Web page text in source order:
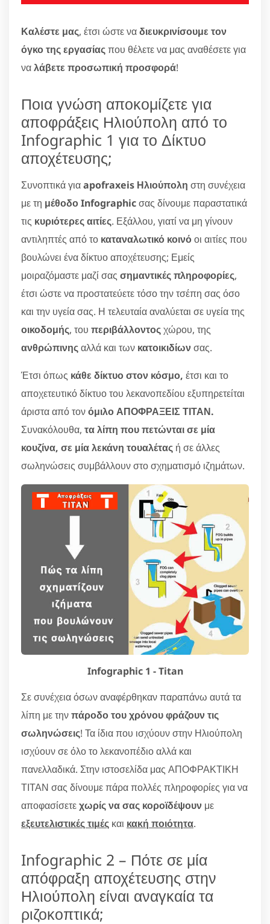
Καλέστε μας, έτσι ώστε ναδιευκρινίσουμε τον
όγκο της εργασίαςπου θέλετε να μας αναθέσετε για
ναλάβετε προσωπική προσφορά!
Ποια γνώση αποκομίζετε για
αποφράξεις Ηλιούπολη από το
Infographic 1 για το Δίκτυο
αποχέτευσης;
Συνοπτικά γιαapofraxeis Ηλιούπολη στη συνέχεια
με τη μέθοδο Infographicσας δίνουμε παραστατικά
τις κυριότερες αιτίες. Εξάλλου, γιατί να μη γίνουν
αντιληπτές από το καταναλωτικό κοινόοι αιτίες που
βουλώνει ένα δίκτυο αποχέτευσης; Εμείς
μοιραζόμαστε μαζί σας σημαντικές πληροφορίες,
έτσι ώστε να προστατεύετε τόσο την τσέπη σας όσο
και την υγεία σας. Η τελευταία αναλύεται σε υγεία της
οικοδομής, του περιβάλλοντοςχώρου, της
ανθρώπινηςαλλά και των κατοικιδίωνσας.
Έτσι όπως κάθε δίκτυο στον κόσμο, έτσι και το
αποχετευτικό δίκτυο του λεκανοπεδίου εξυπηρετείται
άριστα από τονόμιλο ΑΠΟΦΡΑΞΕΙΣ ΤΙΤΑΝ.
Συνακόλουθα, τα λίπη που πετώνται σε μία
κουζίνα, σε μία λεκάνη τουαλέτας ή σε άλλες
σωληνώσεις συμβάλλουν στο σχηματισμό ιζημάτων.
Infographic 1 - Titan
Σε συνέχεια όσων αναφέρθηκαν παραπάνω αυτά τα
λίπη με τηνπάροδο του χρόνου φράζουν τις
σωληνώσεις! Τα ίδια που ισχύουν στην Ηλιούπολη
ισχύουν σε όλο το λεκανοπέδιο αλλά και
πανελλαδικά. Στην ιστοσελίδα μας ΑΠΟΦΡΑΚΤΙΚΗ
ΤΙΤΑΝ σας δίνουμε πάρα πολλές πληροφορίες για να
αποφασίσετεχωρίς να σας κοροϊδέψουν με
εξευτελιστικές τιμές και κακή ποιότητα.
Infographic 2 – Πότε σε μία
απόφραξη αποχέτευσης στην
Ηλιούπολη είναι αναγκαία τα
ριζοκοπτικά;